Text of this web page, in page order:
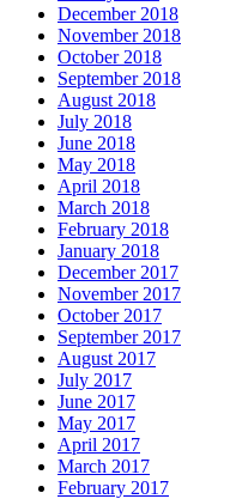
December 2018
November 2018
October 2018
September 2018
August 2018
July 2018
June 2018
May 2018
April 2018
March 2018
February 2018
January 2018
December 2017
November 2017
October 2017
September 2017
August 2017
July 2017
June 2017
May 2017
April 2017
March 2017
February 2017